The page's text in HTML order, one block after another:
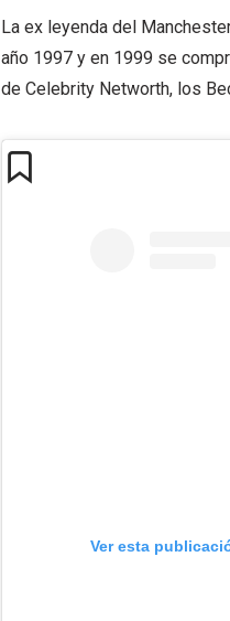
La ex leyenda del
año 1997 y en 1999 se
de Celebrity Networth, los
Ver esta